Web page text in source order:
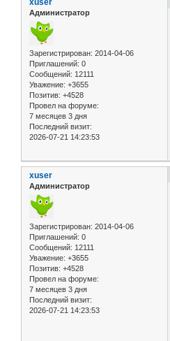
Администратор
Зарегистрирован: 2014-04-06
Приглашений: 0
Сообщений: 12111
Уважение: +3655
Позитив: +4528
Провел на форуме:
7 месяцев 3 дня
Последний визит:
2026-07-21 14:23:53
xuser
Администратор
Зарегистрирован: 2014-04-06
Приглашений: 0
Сообщений: 12111
Уважение: +3655
Позитив: +4528
Провел на форуме:
7 месяцев 3 дня
Последний визит:
2026-07-21 14:23:53